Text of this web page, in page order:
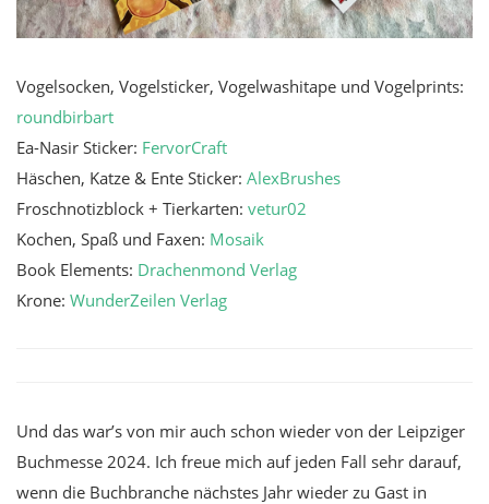
Vogelsocken, Vogelsticker, Vogelwashitape und Vogelprints:
roundbirbart
Ea-Nasir Sticker: FervorCraft
Häschen, Katze & Ente Sticker: AlexBrushes
Froschnotizblock + Tierkarten: vetur02
Kochen, Spaß und Faxen: Mosaik
Book Elements: Drachenmond Verlag
Krone: WunderZeilen Verlag
Und das war’s von mir auch schon wieder von der Leipziger
Buchmesse 2024. Ich freue mich auf jeden Fall sehr darauf,
wenn die Buchbranche nächstes Jahr wieder zu Gast in